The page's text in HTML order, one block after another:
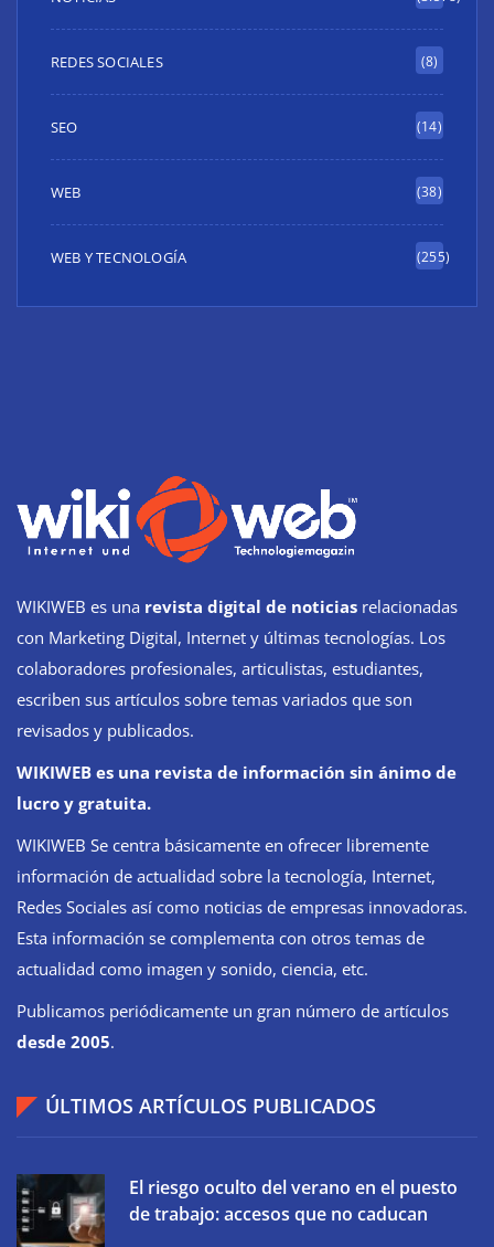
REDES SOCIALES (8)
SEO (14)
WEB (38)
WEB Y TECNOLOGÍA (255)
WIKIWEB es una revista digital de noticias relacionadas
con Marketing Digital, Internet y últimas tecnologías. Los
colaboradores profesionales, articulistas, estudiantes,
escriben sus artículos sobre temas variados que son
revisados y publicados.
WIKIWEB es una revista de información sin ánimo de
lucro y gratuita.
WIKIWEB Se centra básicamente en ofrecer libremente
información de actualidad sobre la tecnología, Internet,
Redes Sociales así como noticias de empresas innovadoras.
Esta información se complementa con otros temas de
actualidad como imagen y sonido, ciencia, etc.
Publicamos periódicamente un gran número de artículos
desde 2005.
ÚLTIMOS ARTÍCULOS PUBLICADOS
El riesgo oculto del verano en el puesto
de trabajo: accesos que no caducan